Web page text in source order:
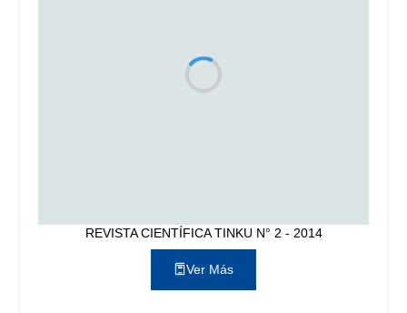
REVISTA CIENTÍFICA TINKU N° 2 - 2014
Ver Más